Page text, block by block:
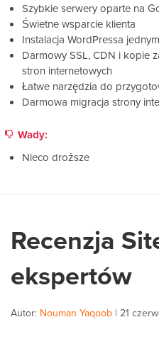
Szybkie serwery oparte na
Świetne wsparcie klienta
Instalacja WordPressa
Darmowy SSL, CDN i kopie
stron internetowych
Łatwe narzędzia do
Darmowa migracja strony
Wady:
Nieco droższe
Recenzja
ekspertów
Autor: Nouman Yaqoob | 21